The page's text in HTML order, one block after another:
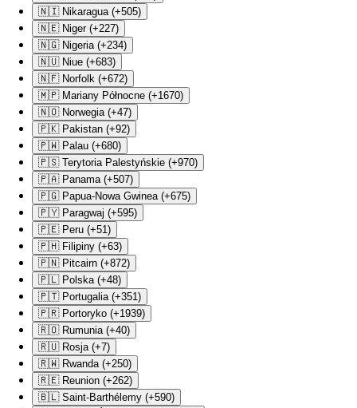
🇳🇮 Nikaragua (+505)
🇳🇪 Niger (+227)
🇳🇬 Nigeria (+234)
🇳🇺 Niue (+683)
🇳🇫 Norfolk (+672)
🇲🇵 Mariany Północne (+1670)
🇳🇴 Norwegia (+47)
🇵🇰 Pakistan (+92)
🇵🇼 Palau (+680)
🇵🇸 Terytoria Palestyńskie (+970)
🇵🇦 Panama (+507)
🇵🇬 Papua-Nowa Gwinea (+675)
🇵🇾 Paragwaj (+595)
🇵🇪 Peru (+51)
🇵🇭 Filipiny (+63)
🇵🇳 Pitcairn (+872)
🇵🇱 Polska (+48)
🇵🇹 Portugalia (+351)
🇵🇷 Portoryko (+1939)
🇷🇴 Rumunia (+40)
🇷🇺 Rosja (+7)
🇷🇼 Rwanda (+250)
🇷🇪 Reunion (+262)
🇧🇱 Saint-Barthélemy (+590)